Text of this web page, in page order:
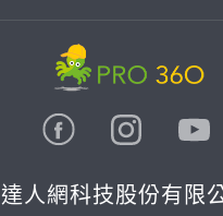
達人網科技股份有限